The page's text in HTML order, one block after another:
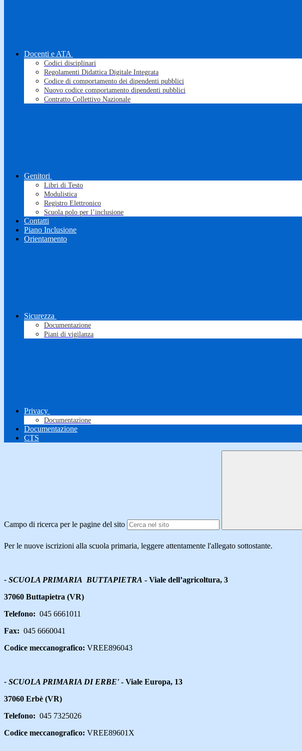
Docenti e ATA
Codici disciplinari
Regolamenti Didattica Digitale Integrata
Codice di comportamento dei dipendenti pubblici
Nuovo codice comportamento dipendenti pubblici
Contratto Collettivo Nazionale
Genitori
Libri di Testo
Modulistica
Registro Elettronico
Scuola polo per l’inclusione
Contatti
Piano Inclusione
Orientamento
Sicurezza
Documentazione
Piani di vigilanza
Privacy
Documentazione
Documentazione
CTS
Campo di ricerca per le pagine del sito
Per le nuove iscrizioni alla scuola primaria, leggere attentamente l'allegato sottostante.
- SCUOLA PRIMARIA BUTTAPIETRA - Viale dell’agricoltura, 3
37060 Buttapietra (VR)
Telefono: 045 6661011
Fax: 045 6660041
Codice meccanografico: VREE896043
- SCUOLA PRIMARIA DI ERBE' - Viale Europa, 13
37060 Erbè (VR)
Telefono: 045 7325026
Codice meccanografico: VREE89601X